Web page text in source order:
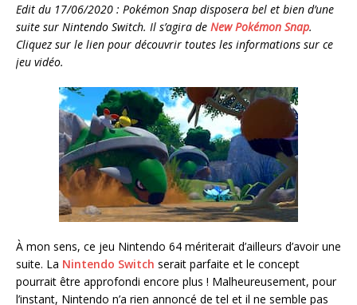
Edit du 17/06/2020 : Pokémon Snap disposera bel et bien d’une
suite sur Nintendo Switch. Il s’agira de New Pokémon Snap.
Cliquez sur le lien pour découvrir toutes les informations sur ce
jeu vidéo.
À mon sens, ce jeu Nintendo 64 mériterait d’ailleurs d’avoir une
suite. La Nintendo Switch serait parfaite et le concept
pourrait être approfondi encore plus ! Malheureusement, pour
l’instant, Nintendo n’a rien annoncé de tel et il ne semble pas